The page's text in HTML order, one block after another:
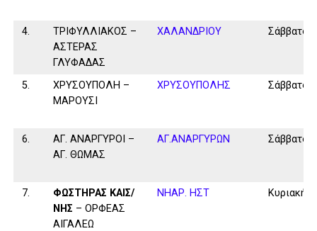
4.
ΤΡΙΦΥΛΛΙΑΚΟΣ –
ΑΣΤΕΡΑΣ
ΓΛΥΦΑΔΑΣ
ΧΑΛΑΝΔΡΙΟΥ Σάββατο
5.
ΧΡΥΣΟΥΠΟΛΗ –
ΜΑΡΟΥΣΙ
ΧΡΥΣΟΥΠΟΛΗΣ Σάββατο
6.
ΑΓ. ΑΝΑΡΓΥΡΟΙ –
ΑΓ. ΘΩΜΑΣ
ΑΓ.ΑΝΑΡΓΥΡΩΝ Σάββατο
7.
ΦΩΣΤΗΡΑΣ ΚΑΙΣ/
ΝΗΣ – ΟΡΦΕΑΣ
ΑΙΓΑΛΕΩ
ΝΗΑΡ. ΗΣΤ Κυριακή